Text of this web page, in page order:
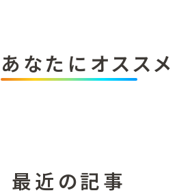
あなたにオススメ
最近の記事